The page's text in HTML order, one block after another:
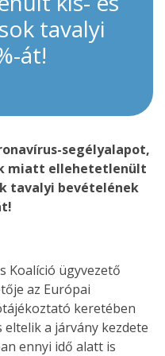
tavalyi
át!
segélyalapot,
miatt ellehetetlenült
tavalyi bevételének
Koalíció ügyvezető
az Európai
keretében
a járvány kezdete
ennyi idő alatt is